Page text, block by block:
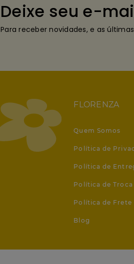
Deixe seu e-
Para receber novidades, e as
FLORENZA
Quem Somos
Política de
Política de
Política de
Política de Frete
Blog